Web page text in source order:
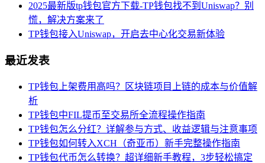
2025最新版tp钱包官方下载-TP钱包找不到Uniswap？别
慌，解决方案来了
TP钱包接入Uniswap，开启去中心化交易新体验
最近发表
TP钱包上架费用高吗？区块链项目上链的成本与价值解
析
TP钱包中FIL提币至交易所全流程操作指南
TP钱包怎么分红？详解参与方式、收益逻辑与注意事项
TP钱包如何转入XCH（奇亚币）新手完整操作指南
TP钱包代币怎么转换？超详细新手教程，3步轻松搞定